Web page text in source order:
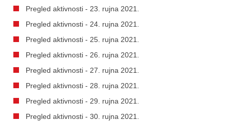
Pregled aktivnosti - 23. rujna 2021.
Pregled aktivnosti - 24. rujna 2021.
Pregled aktivnosti - 25. rujna 2021.
Pregled aktivnosti - 26. rujna 2021.
Pregled aktivnosti - 27. rujna 2021.
Pregled aktivnosti - 28. rujna 2021.
Pregled aktivnosti - 29. rujna 2021.
Pregled aktivnosti - 30. rujna 2021.